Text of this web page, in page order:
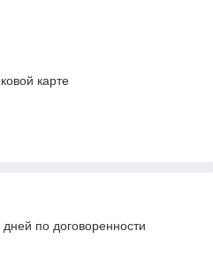
карте
по договоренности